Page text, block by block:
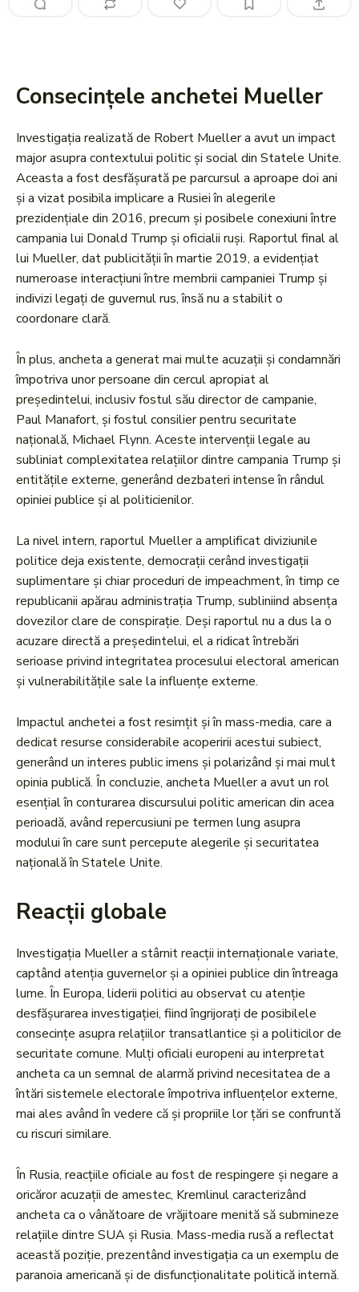
Consecințele anchetei Mueller
Investigația realizată de Robert Mueller a avut un impact
major asupra contextului politic și social din Statele Unite.
Aceasta a fost desfășurată pe parcursul a aproape doi ani
și a vizat posibila implicare a Rusiei în alegerile
prezidențiale din 2016, precum și posibele conexiuni între
campania lui Donald Trump și oficialii ruși. Raportul final al
lui Mueller, dat publicității în martie 2019, a evidențiat
numeroase interacțiuni între membrii campaniei Trump și
indivizi legați de guvernul rus, însă nu a stabilit o
coordonare clară.
În plus, ancheta a generat mai multe acuzații și condamnări
împotriva unor persoane din cercul apropiat al
președintelui, inclusiv fostul său director de campanie,
Paul Manafort, și fostul consilier pentru securitate
națională, Michael Flynn. Aceste intervenții legale au
subliniat complexitatea relațiilor dintre campania Trump și
entitățile externe, generând dezbateri intense în rândul
opiniei publice și al politicienilor.
La nivel intern, raportul Mueller a amplificat diviziunile
politice deja existente, democrații cerând investigații
suplimentare și chiar proceduri de impeachment, în timp ce
republicanii apărau administrația Trump, subliniind absența
dovezilor clare de conspirație. Deși raportul nu a dus la o
acuzare directă a președintelui, el a ridicat întrebări
serioase privind integritatea procesului electoral american
și vulnerabilitățile sale la influențe externe.
Impactul anchetei a fost resimțit și în mass-media, care a
dedicat resurse considerabile acoperirii acestui subiect,
generând un interes public imens și polarizând și mai mult
opinia publică. În concluzie, ancheta Mueller a avut un rol
esențial în conturarea discursului politic american din acea
perioadă, având repercusiuni pe termen lung asupra
modului în care sunt percepute alegerile și securitatea
națională în Statele Unite.
Reacții globale
Investigația Mueller a stârnit reacții internaționale variate,
captând atenția guvernelor și a opiniei publice din întreaga
lume. În Europa, liderii politici au observat cu atenție
desfășurarea investigației, fiind îngrijorați de posibilele
consecințe asupra relațiilor transatlantice și a politicilor de
securitate comune. Mulți oficiali europeni au interpretat
ancheta ca un semnal de alarmă privind necesitatea de a
întări sistemele electorale împotriva influențelor externe,
mai ales având în vedere că și propriile lor țări se confruntă
cu riscuri similare.
În Rusia, reacțiile oficiale au fost de respingere și negare a
oricăror acuzații de amestec, Kremlinul caracterizând
ancheta ca o vânătoare de vrăjitoare menită să submineze
relațiile dintre SUA și Rusia. Mass-media rusă a reflectat
această poziție, prezentând investigația ca un exemplu de
paranoia americană și de disfuncționalitate politică internă.